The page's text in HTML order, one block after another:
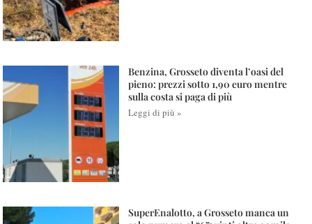
Benzina, Grosseto diventa l’oasi del
pieno: prezzi sotto 1,90 euro mentre
sulla costa si paga di più
Leggi di più »
SuperEnalotto, a Grosseto manca un